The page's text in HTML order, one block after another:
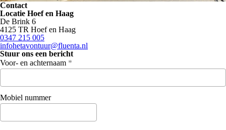
Contact
Locatie Hoef en Haag
De Brink 6
4125 TR Hoef en Haag
0347 215 005
infohetavontuur@fluenta.nl
Stuur ons een bericht
Voor- en achternaam *
Mobiel nummer